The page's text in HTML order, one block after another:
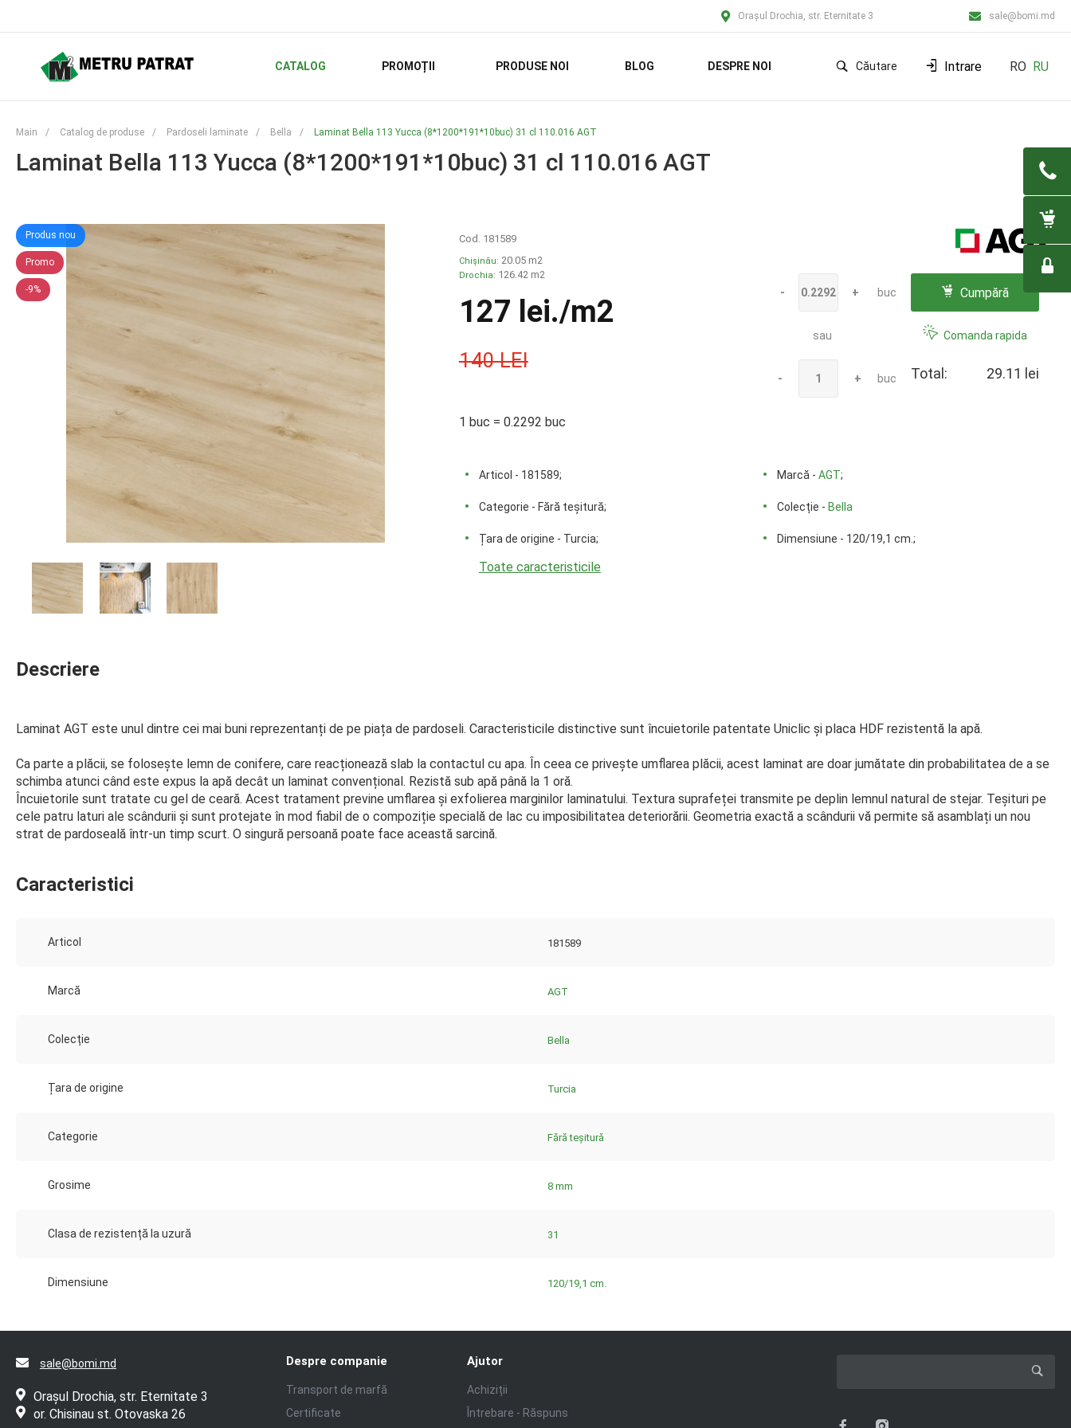
Orașul Drochia, str. Eternitate 3 sale@bomi.md
CATALOG PROMOȚII PRODUSE NOI BLOG DESPRE NOI Căutare Intrare RO RU
Main / Catalog de produse / Pardoseli laminate / Bella / Laminat Bella 113 Yucca (8*1200*191*10buc) 31 cl 110.016 AGT
Laminat Bella 113 Yucca (8*1200*191*10buc) 31 cl 110.016 AGT
Produs nou
Promo
-9%
Cod. 181589
Chișinău: 20.05 m2
Drochia: 126.42 m2
127 lei./m2
140 LEI
- + buc
sau
- + buc
Cumpără
Comanda rapida
Total: 29.11 lei
1 buc = 0.2292 buc
Articol - 181589; Marcă - AGT;
Categorie - Fără teșitură; Colecție - Bella
Țara de origine - Turcia; Dimensiune - 120/19,1 cm.;
Toate caracteristicile
Descriere
Laminat AGT este unul dintre cei mai buni reprezentanți de pe piața de pardoseli. Caracteristicile distinctive sunt încuietorile patentate Uniclic și placa HDF rezistentă la apă.
Ca parte a plăcii, se folosește lemn de conifere, care reacționează slab la contactul cu apa. În ceea ce privește umflarea plăcii, acest laminat are doar jumătate din probabilitatea de a se
schimba atunci când este expus la apă decât un laminat convențional. Rezistă sub apă până la 1 oră.
Încuietorile sunt tratate cu gel de ceară. Acest tratament previne umflarea și exfolierea marginilor laminatului. Textura suprafeței transmite pe deplin lemnul natural de stejar. Teșituri pe
cele patru laturi ale scândurii și sunt protejate în mod fiabil de o compoziție specială de lac cu imposibilitatea deteriorării. Geometria exactă a scândurii vă permite să asamblați un nou
strat de pardoseală într-un timp scurt. O singură persoană poate face această sarcină.
Caracteristici
Articol 181589
Marcă AGT
Colecție Bella
Țara de origine Turcia
Categorie Fără teșitură
Grosime 8 mm
Clasa de rezistență la uzură 31
Dimensiune 120/19,1 cm.
sale@bomi.md
Orașul Drochia, str. Eternitate 3
or. Chisinau st. Otovaska 26
Despre companie
Transport de marfă
Certificate
Ajutor
Achiziții
Întrebare - Răspuns